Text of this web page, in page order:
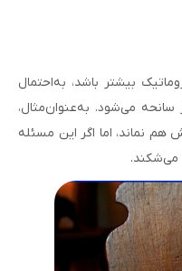
بیشتر باشد، به‌احتمال
می‌شود. به‌عنوان‌مثال،
نماند، اما اگر این مسئله
می‌شکند.